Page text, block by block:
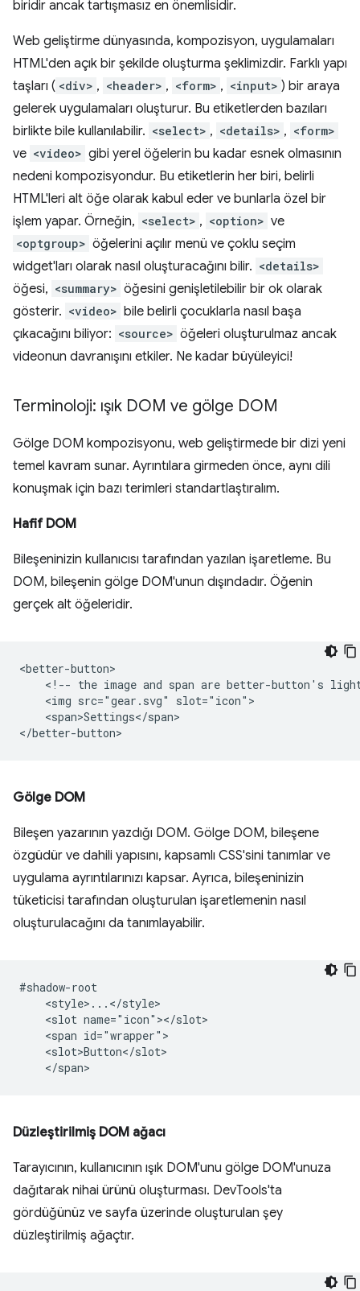
biridir ancak tartışmasız en önemlisidir.
Web geliştirme dünyasında, kompozisyon, uygulamaları
HTML'den açık bir şekilde oluşturma şeklimizdir. Farklı yapı
taşları ( <div> , <header> , <form> , <input> ) bir araya
gelerek uygulamaları oluşturur. Bu etiketlerden bazıları
birlikte bile kullanılabilir. <select> , <details> , <form>
ve <video> gibi yerel öğelerin bu kadar esnek olmasının
nedeni kompozisyondur. Bu etiketlerin her biri, belirli
HTML'leri alt öğe olarak kabul eder ve bunlarla özel bir
işlem yapar. Örneğin, <select> , <option> ve
<optgroup> öğelerini açılır menü ve çoklu seçim
widget'ları olarak nasıl oluşturacağını bilir. <details>
öğesi, <summary> öğesini genişletilebilir bir ok olarak
gösterir. <video> bile belirli çocuklarla nasıl başa
çıkacağını biliyor: <source> öğeleri oluşturulmaz ancak
videonun davranışını etkiler. Ne kadar büyüleyici!
Terminoloji: ışık DOM ve gölge DOM
Gölge DOM kompozisyonu, web geliştirmede bir dizi yeni
temel kavram sunar. Ayrıntılara girmeden önce, aynı dili
konuşmak için bazı terimleri standartlaştıralım.
Hafif DOM
Bileşeninizin kullanıcısı tarafından yazılan işaretleme. Bu
DOM, bileşenin gölge DOM'unun dışındadır. Öğenin
gerçek alt öğeleridir.
<better-button>
<!-- the image and span are better-button's
    <img src="gear.svg" slot="icon">
    <span>Settings</span>
Gölge DOM
Bileşen yazarının yazdığı DOM. Gölge DOM, bileşene
özgüdür ve dahili yapısını, kapsamlı CSS'sini tanımlar ve
uygulama ayrıntılarınızı kapsar. Ayrıca, bileşeninizin
tüketicisi tarafından oluşturulan işaretlemenin nasıl
oluşturulacağını da tanımlayabilir.
#shadow-root
    <style>...</style>
    <slot name="icon"></slot>
    <span id="wrapper">
    <slot>Button</slot>
Düzleştirilmiş DOM ağacı
Tarayıcının, kullanıcının ışık DOM'unu gölge DOM'unuza
dağıtarak nihai ürünü oluşturması. DevTools'ta
gördüğünüz ve sayfa üzerinde oluşturulan şey
düzleştirilmiş ağaçtır.